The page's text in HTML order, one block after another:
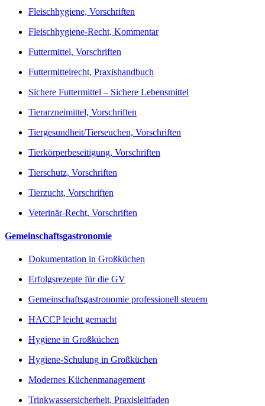
Fleischhygiene, Vorschriften
Fleischhygiene-Recht, Kommentar
Futtermittel, Vorschriften
Futtermittelrecht, Praxishandbuch
Sichere Futtermittel – Sichere Lebensmittel
Tierarzneimittel, Vorschriften
Tiergesundheit/Tierseuchen, Vorschriften
Tierkörperbeseitigung, Vorschriften
Tierschutz, Vorschriften
Tierzucht, Vorschriften
Veterinär-Recht, Vorschriften
Gemeinschaftsgastronomie
Dokumentation in Großküchen
Erfolgsrezepte für die GV
Gemeinschaftsgastronomie professionell steuern
HACCP leicht gemacht
Hygiene in Großküchen
Hygiene-Schulung in Großküchen
Modernes Küchenmanagement
Trinkwassersicherheit, Praxisleitfaden